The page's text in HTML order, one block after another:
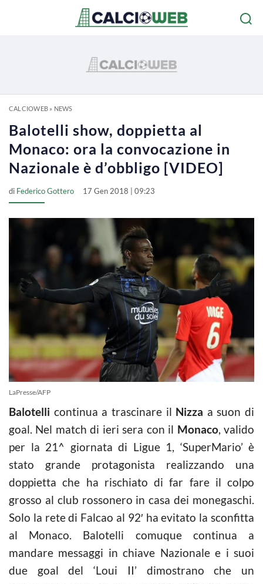
CALCIOWEB» NEWS
Balotelli show, doppietta al
Monaco: ora la convocazione in
Nazionale è d’obbligo [VIDEO]
di Federico Gottero 17 Gen 2018 | 09:23
LaPresse/AFP
Balotelli continua a trascinare il Nizza a suon di
goal. Nel match di ieri sera con il Monaco, valido
per la 21^ giornata di Ligue 1, ‘SuperMario’ è
stato grande protagonista realizzando una
doppietta che ha rischiato di far fare il colpo
grosso al club rossonero in casa dei monegaschi.
Solo la rete di Falcao al 92′ ha evitato la sconfitta
al Monaco. Balotelli comuque continua a
mandare messaggi in chiave Nazionale e i suoi
due goal del ‘Loui II’ dimostrano che un